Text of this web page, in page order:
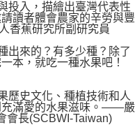
入，描繪出臺灣代表性
讀者體會農家的辛勞與豐
香蕉研究所副研究員
來的？有多少種？除了
本，就吃一種水果吧！
史文化、種植技術和人
充滿愛的水果滋味。——嚴
會長(SCBWI-Taiwan)